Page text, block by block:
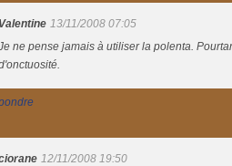
13/11/2008 07:05
ne pense jamais à utiliser la polenta.
12/11/2008 19:50